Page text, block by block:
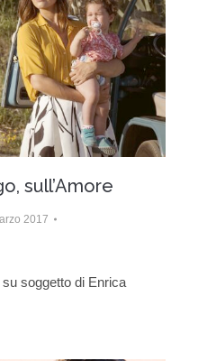
sull’Amore
2017
soggetto di Enrica